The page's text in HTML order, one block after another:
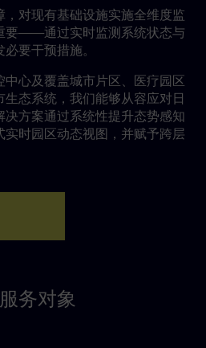
对现有基础设施实施全维度监
要——通过实时监测系统状态与
必要干预措施。
心及覆盖城市片区、医疗园区
态系统，我们能够从容应对日
方案通过系统性提升态势感知
实时园区动态视图，并赋予跨层
务对象